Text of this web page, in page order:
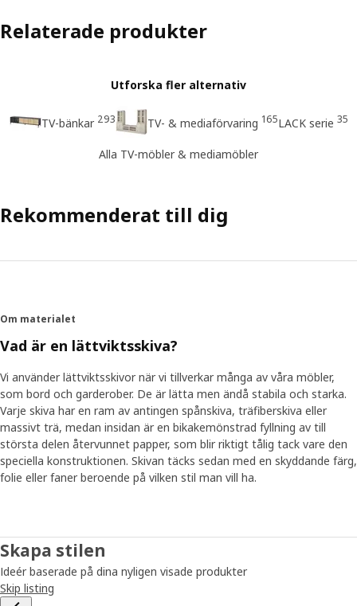
Relaterade produkter
Utforska fler alternativ
TV-bänkar 293 TV- & mediaförvaring 165LACK serie 35
Alla TV-möbler & mediamöbler
Rekommenderat till dig
Om materialet
Vad är en lättviktsskiva?
Vi använder lättviktsskivor när vi tillverkar många av våra möbler,
som bord och garderober. De är lätta men ändå stabila och starka.
Varje skiva har en ram av antingen spånskiva, träfiberskiva eller
massivt trä, medan insidan är en bikakemönstrad fyllning av till
största delen återvunnet papper, som blir riktigt tålig tack vare den
speciella konstruktionen. Skivan täcks sedan med en skyddande färg,
folie eller faner beroende på vilken stil man vill ha.
Skapa stilen
Ideér baserade på dina nyligen visade produkter
Skip listing